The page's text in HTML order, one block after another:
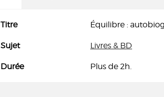
Titre Équilibre :
Sujet Livres & BD
Durée Plus de 2h.